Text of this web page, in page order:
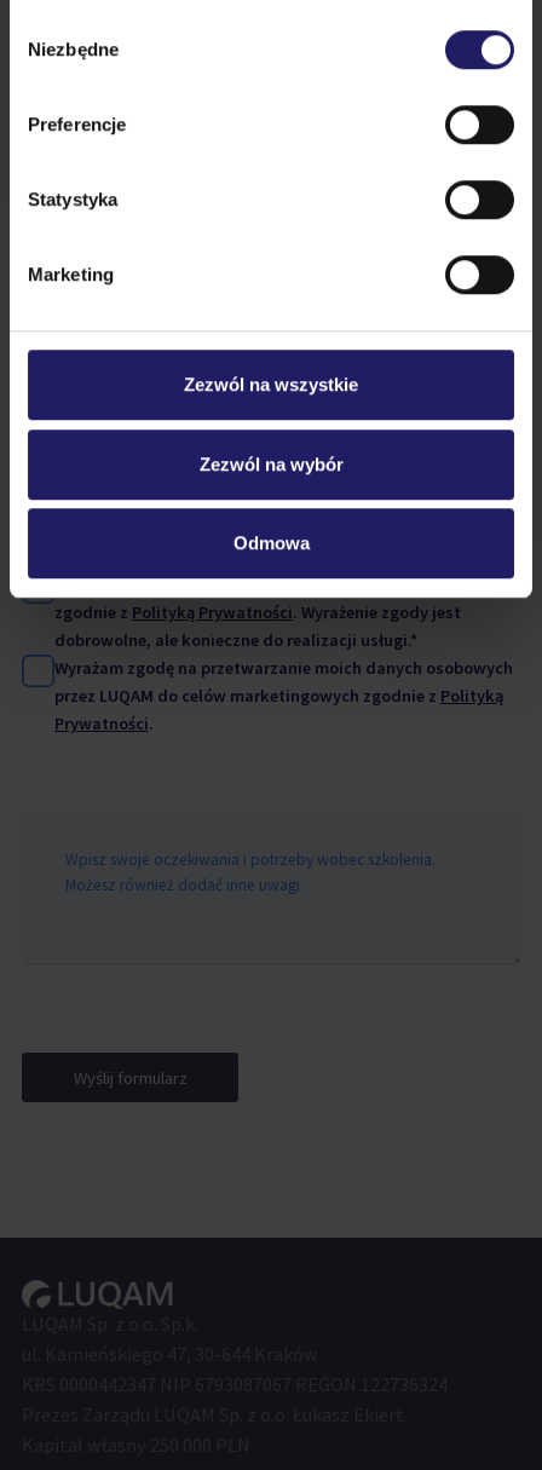
zgody
Niezbędne
Preferencje
Statystyka
Marketing
Zezwól na wszystkie
Zezwól na wybór
Odmowa
+ dodaj uczestnika
Zapoznałem się i akceptujęRegulamin Szkoleń LUQAM
Wyrażam zgodę na przetwarzanie moich danych osobowych
zgodnie z Polityką Prywatności. Wyrażenie zgody jest
dobrowolne, ale konieczne do realizacji usługi.*
Wyrażam zgodę na przetwarzanie moich danych osobowych
przez LUQAM do celów marketingowych zgodnie z Polityką
Prywatności.
Wyślij formularz